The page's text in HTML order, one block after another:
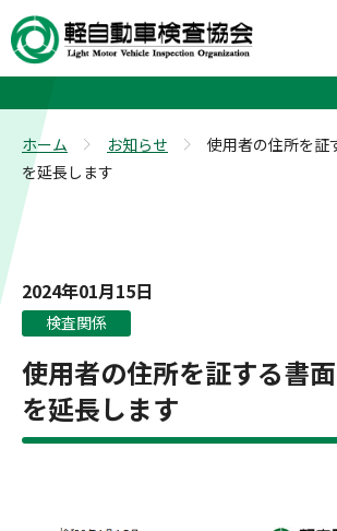
お知らせ
ホーム お知らせ
使用者の住所を証
を延長します
2024年01月15日
検査関係
使用者の住所を証する書
を延長します